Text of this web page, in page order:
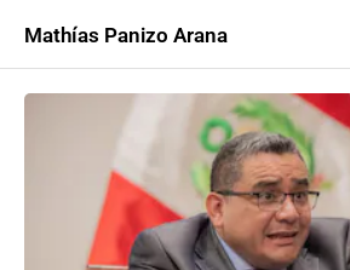
Mathías Panizo Arana